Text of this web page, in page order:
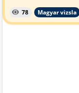
78 Magyar vizsla